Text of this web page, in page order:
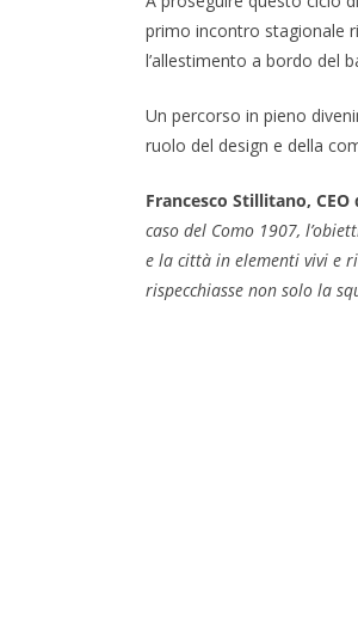
primo incontro stagionale
l’allestimento a bordo del
Un percorso in pieno
ruolo del design e della
Francesco Stillitano,
caso del Como 1907,
e la città in elementi vivi e
rispecchiasse non solo la